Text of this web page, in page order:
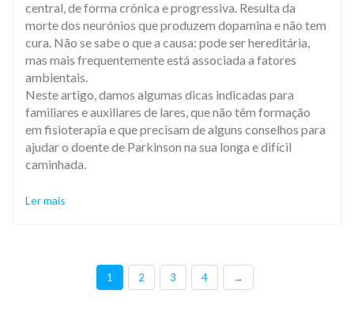
central, de forma crónica e progressiva. Resulta da
morte dos neurónios que produzem dopamina e não tem
cura. Não se sabe o que a causa: pode ser hereditária,
mas mais frequentemente está associada a fatores
ambientais.
Neste artigo, damos algumas dicas indicadas para
familiares e auxiliares de lares, que não têm formação
em fisioterapia e que precisam de alguns conselhos para
ajudar o doente de Parkinson na sua longa e difícil
caminhada.
Ler mais
1 2 3 4 →